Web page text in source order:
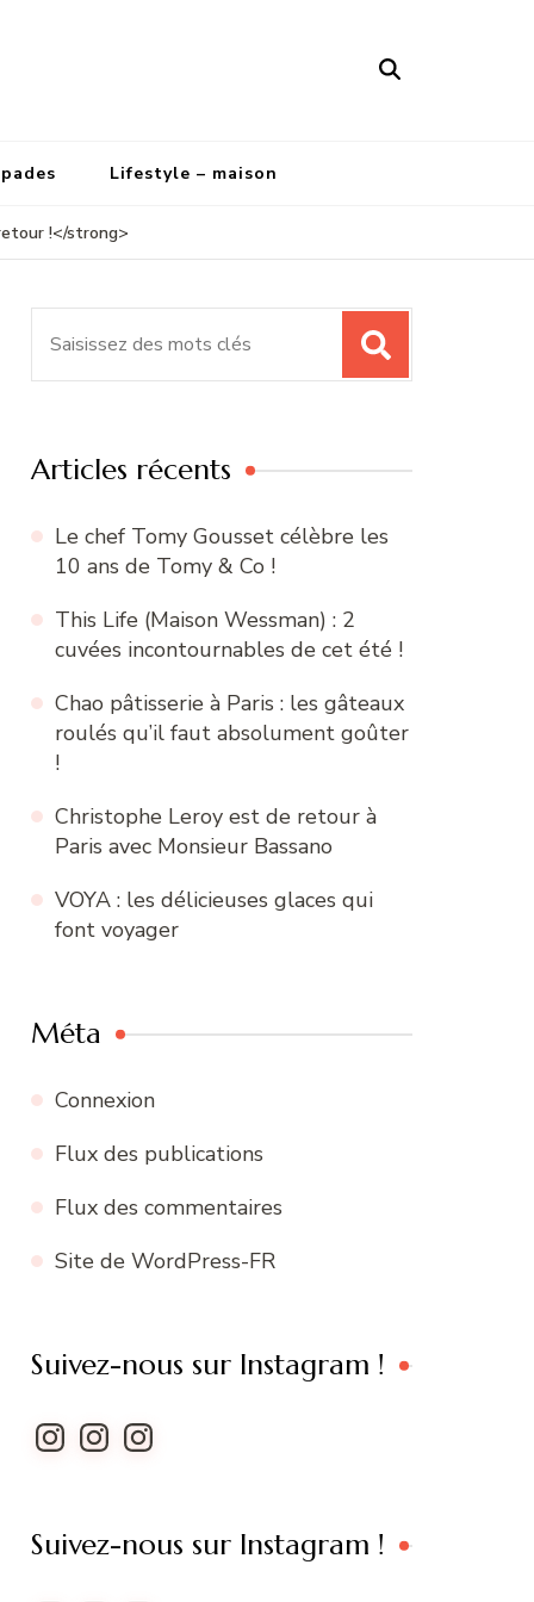
Lifestyle – maison
!</strong>
Articles récents
Le chef Tomy Gousset célèbre les
10 ans de Tomy & Co !
This Life (Maison Wessman) : 2
cuvées incontournables de cet été !
Chao pâtisserie à Paris : les gâteaux
roulés qu’il faut absolument goûter
!
Christophe Leroy est de retour à
Paris avec Monsieur Bassano
VOYA : les délicieuses glaces qui
font voyager
Méta
Connexion
Flux des publications
Flux des commentaires
Site de WordPress-FR
Suivez-nous sur Instagram !
Instagram
InstagramInstagram
Suivez-nous sur Instagram !